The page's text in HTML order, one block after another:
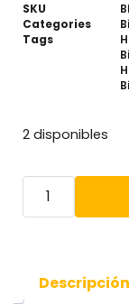
SKU
Categories
Tags
2 disponibles
Descripción